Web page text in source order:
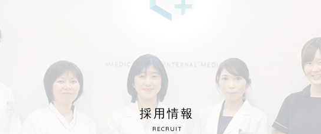
採用情報
RECRUIT